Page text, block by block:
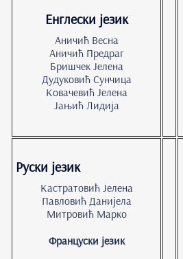
Енглески језик
Аничић Весна
Аничић Предраг
Бришчек Јелена
Дудуковић Сунчица
Ковачевић Јелена
Јањић Лидија
Руски језик
Кастратовић Јелена
Павловић Данијела
Митровић Марко
Француски језик